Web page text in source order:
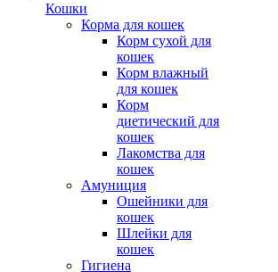
Кошки
Корма для кошек
Корм сухой для
кошек
Корм влажный
для кошек
Корм
диетический для
кошек
Лакомства для
кошек
Амуниция
Ошейники для
кошек
Шлейки для
кошек
Гигиена